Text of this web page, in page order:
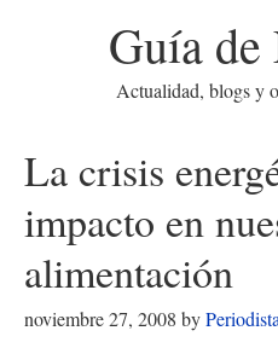
Guía
Actualidad, blogs y
La crisis
impacto en
alimentación
noviembre 27, 2008 by